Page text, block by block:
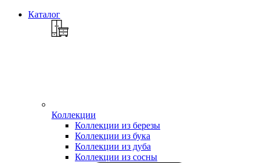
Каталог
Коллекции
Коллекции из березы
Коллекции из бука
Коллекции из дуба
Коллекции из сосны